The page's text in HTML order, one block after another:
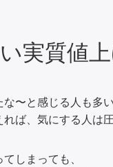
実質値
〜と感じる人も多い
ば、気にする人は
しまっても、